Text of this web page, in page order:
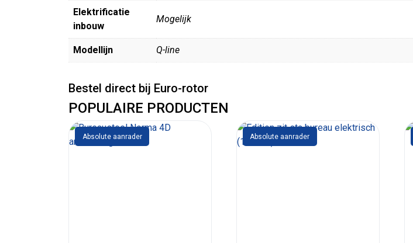
Elektrificatie
inbouw
Mogelijk
Modellijn Q-line
Bestel direct bij Euro-rotor
POPULAIRE PRODUCTEN
Absolute aanrader Absolute aanrader